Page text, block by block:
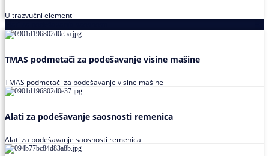
Ultrazvučni elementi
TMAS podmetači za podešavanje visine mašine
TMAS podmetači za podešavanje visine mašine
Alati za podešavanje saosnosti remenica
Alati za podešavanje saosnosti remenica